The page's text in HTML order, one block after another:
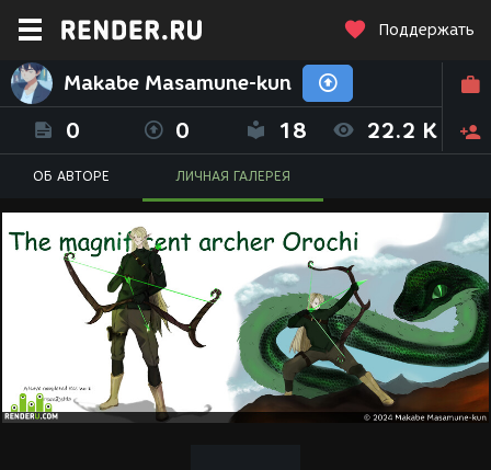
Поддержать
Makabe Masamune-kun
0 0 18 22.2 K
ОБ АВТОРЕ ЛИЧНАЯ ГАЛЕРЕЯ